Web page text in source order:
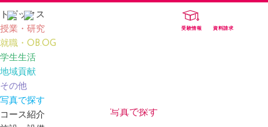
受験情報 資料請求
トピックス
授業・研究
就職・OB.OG
学生生活
地域貢献
その他
写真で探す
コース紹介
写真で探す